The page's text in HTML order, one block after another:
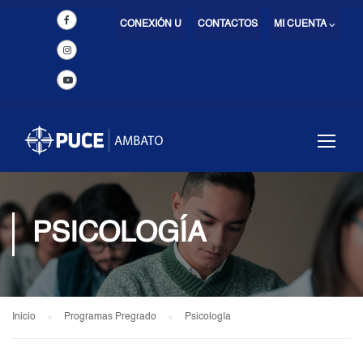
MI CUENTA ⌵
CONTACTOS
CONEXIÓN U
PSICOLOGÍA
Inicio Programas Pregrado Psicología